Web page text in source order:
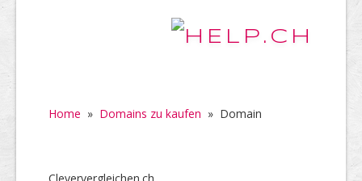
Home » Domains zu kaufen » Domain